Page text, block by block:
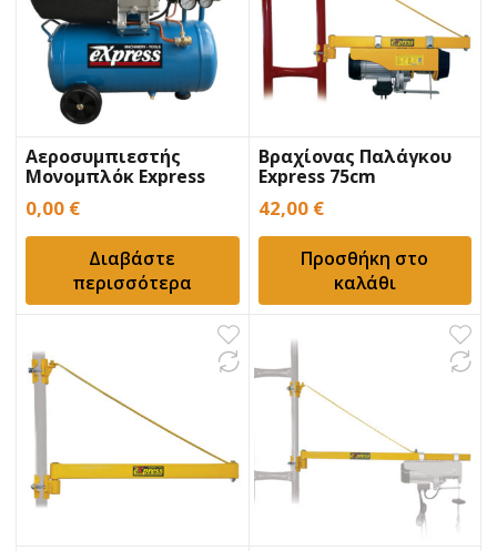
Αεροσυμπιεστής
Μονομπλόκ Express
2hp 24lt
0,00 €
Διαβάστε
περισσότερα
Βραχίονας Παλάγκου
Express 75cm
42,00 €
Προσθήκη στο
καλάθι